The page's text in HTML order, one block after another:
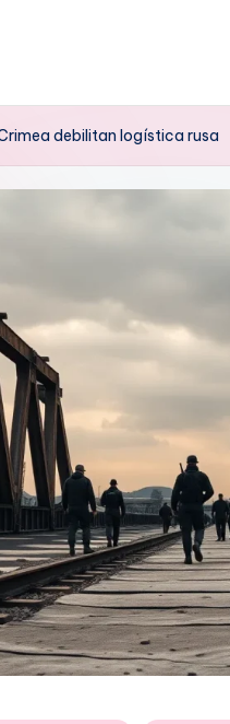
debilitan logística rusa